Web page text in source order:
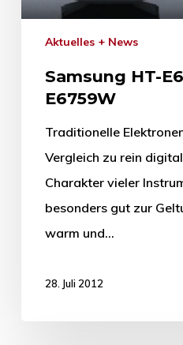
Aktuelles + News
Samsung HT-
E6759W
Traditionelle
Vergleich zu rein
Charakter vieler
besonders gut zur
warm und…
28. Juli 2012